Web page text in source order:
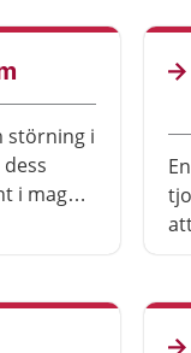
störning i
i magen